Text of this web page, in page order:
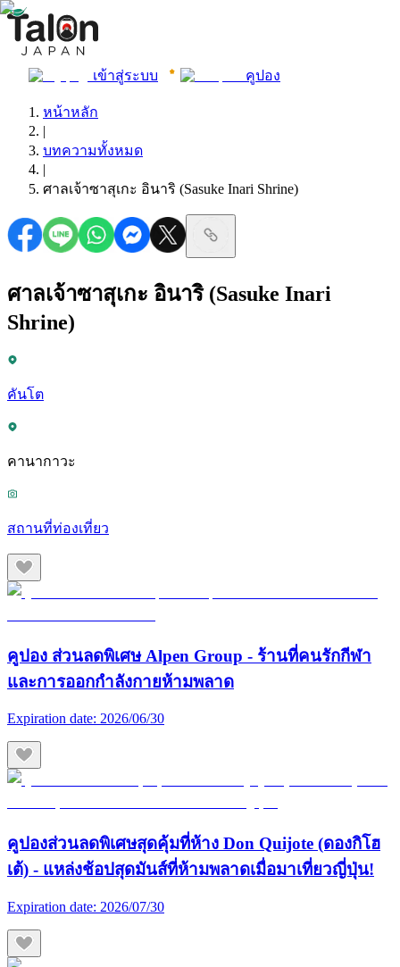
เข้าสู่ระบบ คูปอง
หน้าหลัก
|
บทความทั้งหมด
|
ศาลเจ้าซาสุเกะ อินาริ (Sasuke Inari Shrine)
ศาลเจ้าซาสุเกะ อินาริ (Sasuke Inari
Shrine)
คันโต
คานากาวะ
สถานที่ท่องเที่ยว
คูปอง ส่วนลดพิเศษ Alpen Group - ร้านที่คนรักกีฬา
และการออกกำลังกายห้ามพลาด
Expiration date: 2026/06/30
คูปองส่วนลดพิเศษสุดคุ้มที่ห้าง Don Quijote (ดองกิโฮ
เต้) - แหล่งช้อปสุดมันส์ที่ห้ามพลาดเมื่อมาเที่ยวญี่ปุ่น!
Expiration date: 2026/07/30